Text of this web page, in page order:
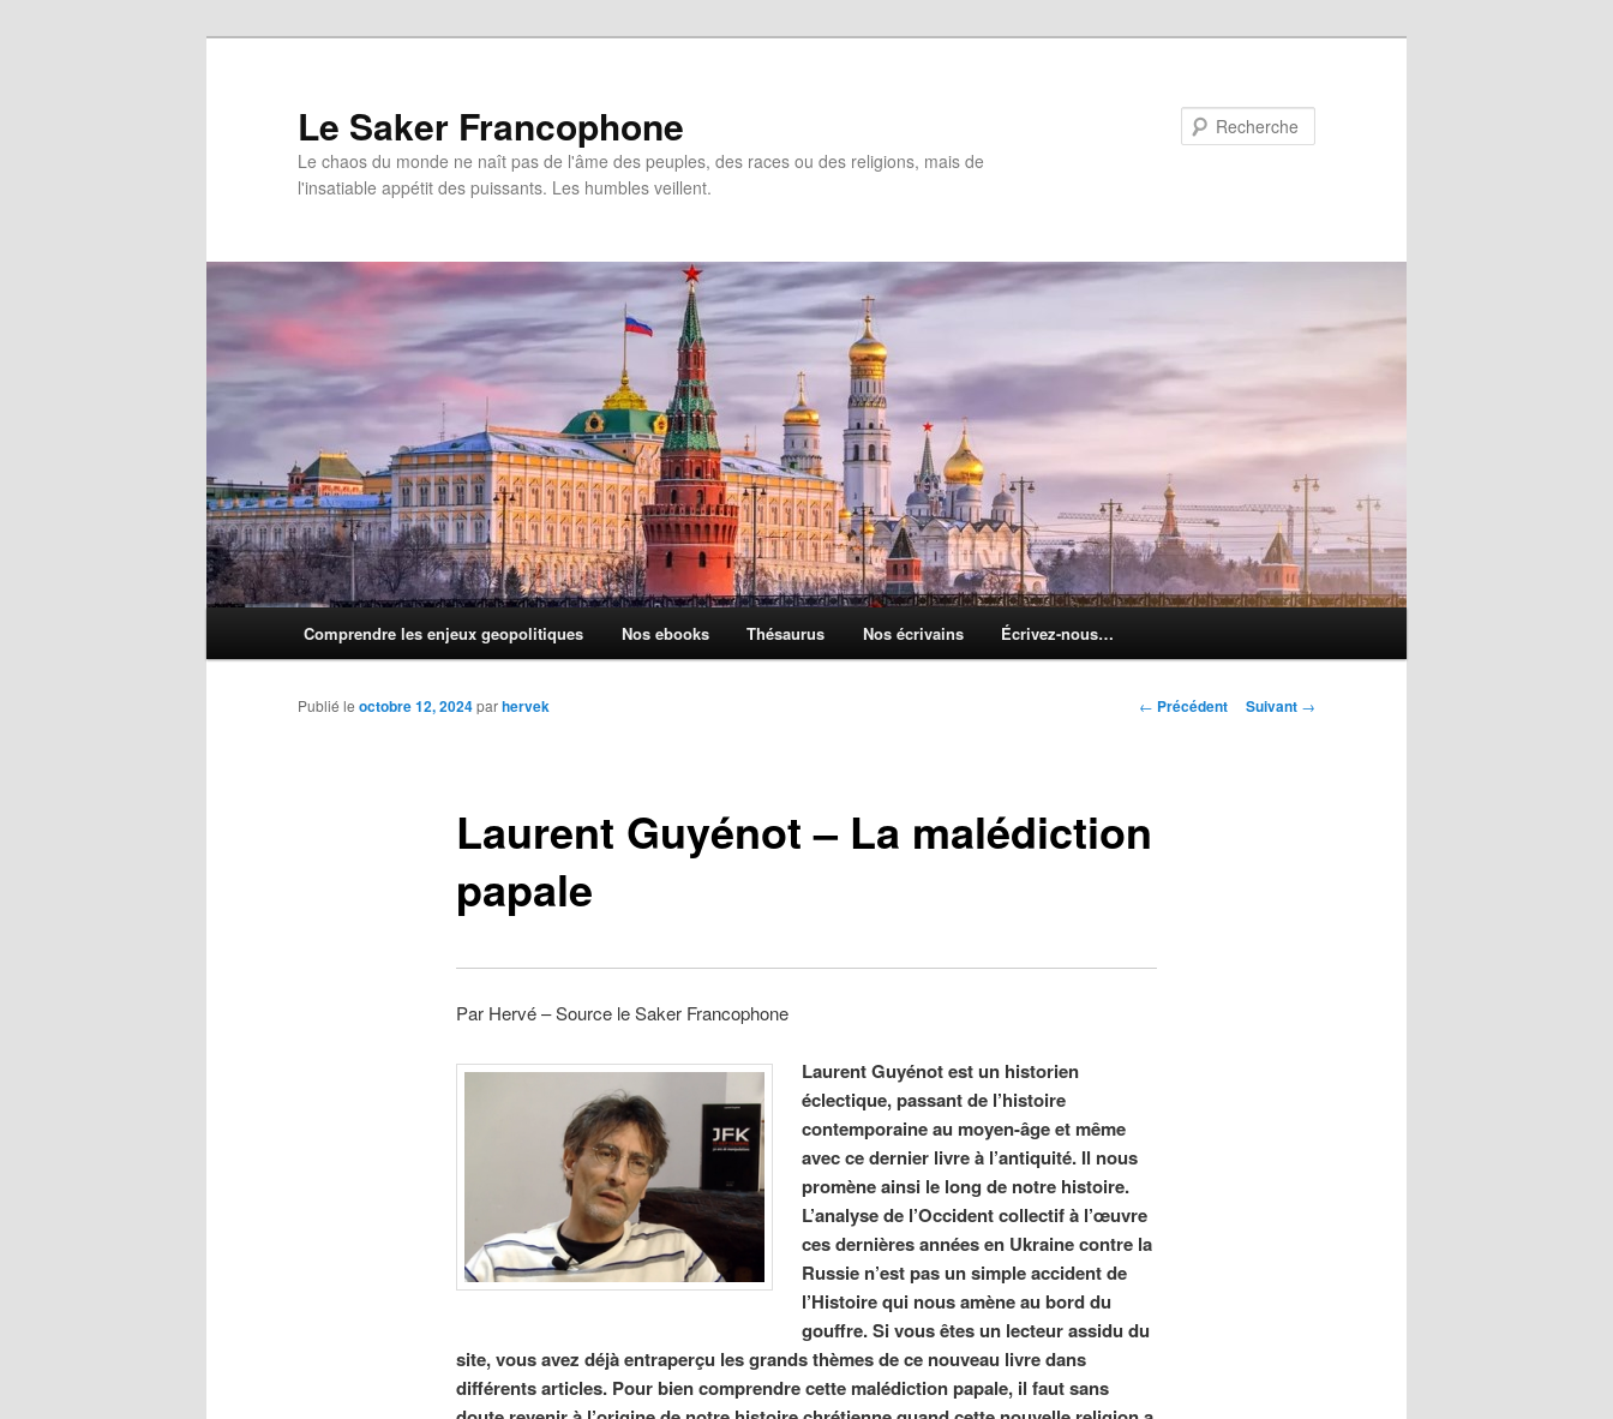
Le Saker Francophone
Le chaos du monde ne naît pas de l'âme des peuples, des races ou des religions, mais de
l'insatiable appétit des puissants. Les humbles veillent.
Comprendre les enjeux geopolitiques Nos ebooks Thésaurus Nos écrivains Écrivez-nous…
Navigation
← Précédent Suivant →
Laurent Guyénot – La malédiction
papale
Publié le octobre 12, 2024parhervek
Par Hervé – Source le Saker Francophone
Laurent Guyénot est un historien
éclectique, passant de l’histoire
contemporaine au moyen-âge et même
avec ce dernier livre à l’antiquité. Il nous
promène ainsi le long de notre histoire.
L’analyse de l’Occident collectif à l’œuvre
ces dernières années en Ukraine contre la
Russie n’est pas un simple accident de
l’Histoire qui nous amène au bord du
gouffre. Si vous êtes un lecteur assidu du
site, vous avez déjà entraperçu les grands thèmes de ce nouveau livre dans
différents articles. Pour bien comprendre cette malédiction papale, il faut sans